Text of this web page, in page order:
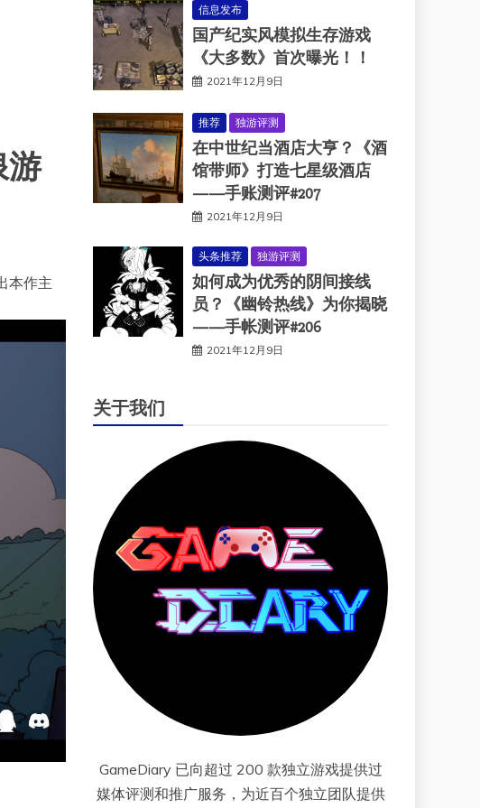
游
本作主
信息发布
国产纪实风模拟生存游戏
《大多数》首次曝光！！
2021年12月9日
推荐 独游评测
在中世纪当酒店大亨？《酒
馆带师》打造七星级酒店
——手账测评#207
2021年12月9日
头条推荐 独游评测
如何成为优秀的阴间接线
员？《幽铃热线》为你揭晓
——手帐测评#206
2021年12月9日
关于我们
GameDiary 已向超过 200 款独立游戏提供过
媒体评测和推广服务，为近百个独立团队提供